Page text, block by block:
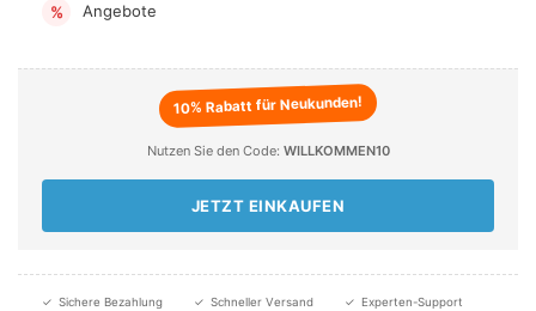
% Angebote
10% Rabatt für Neukunden!
Nutzen Sie den Code: WILLKOMMEN10
JETZT EINKAUFEN
✓ Sichere Bezahlung ✓ Schneller Versand ✓ Experten-Support